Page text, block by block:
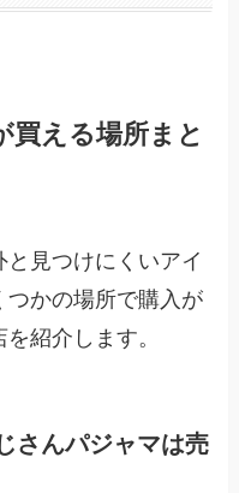
える場所まと
見つけにくいアイ
かの場所で購入が
紹介します。
さんパジャマは売